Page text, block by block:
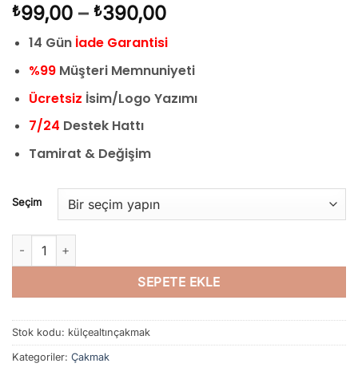
₺99,00 – ₺390,00Fiyat
aralığı:
₺99,00
-
14 Gün İade Garantisi
%99Müşteri Memnuniyeti
Ücretsiz İsim/Logo Yazımı
7/24 Destek Hattı
Tamirat & Değişim
Seçim
Çakmak Külçe Altın Gold Çakmak Külçe Altın Çakmak Külçe
SEPETE EKLE
Stok kodu: külçealtınçakmak
Kategoriler: Çakmak